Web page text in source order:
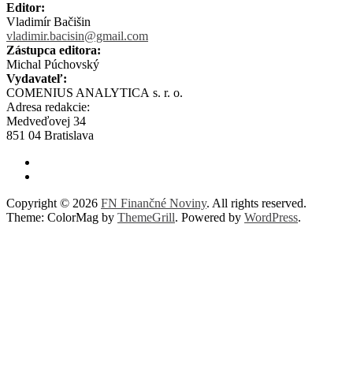
Editor:
Vladimír Bačišin
vladimir.bacisin@gmail.com
Zástupca editora:
Michal Púchovský
Vydavateľ:
COMENIUS ANALYTICA s. r. o.
Adresa redakcie:
Medveďovej 34
851 04 Bratislava
Copyright © 2026 FN Finančné Noviny. All rights reserved.
Theme: ColorMag by ThemeGrill. Powered by WordPress.